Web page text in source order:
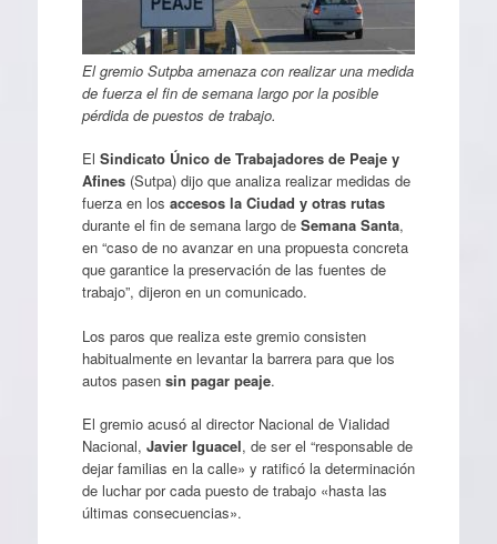
El gremio Sutpba amenaza con realizar una medida
de fuerza el fin de semana largo por la posible
pérdida de puestos de trabajo.
El Sindicato Único de Trabajadores de Peaje y
Afines(Sutpa) dijo que analiza realizar medidas de
fuerza en los accesos la Ciudad y otras rutas
durante el fin de semana largo de Semana Santa,
en “caso de no avanzar en una propuesta concreta
que garantice la preservación de las fuentes de
trabajo”, dijeron en un comunicado.
Los paros que realiza este gremio consisten
habitualmente en levantar la barrera para que los
autos pasen sin pagar peaje.
El gremio acusó al director Nacional de Vialidad
Nacional, Javier Iguacel, de ser el “responsable de
dejar familias en la calle» y ratificó la determinación
de luchar por cada puesto de trabajo «hasta las
últimas consecuencias».